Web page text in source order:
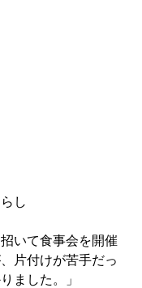
し
いて食事会を開催
片付けが苦手だっ
ました。」